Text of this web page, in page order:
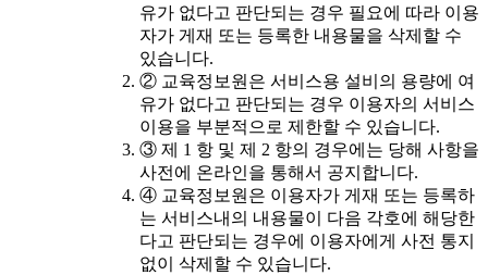
유가 없다고 판단되는 경우 필요에 따라 이용
자가 게재 또는 등록한 내용물을 삭제할 수
있습니다.
② 교육정보원은 서비스용 설비의 용량에 여
유가 없다고 판단되는 경우 이용자의 서비스
이용을 부분적으로 제한할 수 있습니다.
③ 제 1 항 및 제 2 항의 경우에는 당해 사항을
사전에 온라인을 통해서 공지합니다.
④ 교육정보원은 이용자가 게재 또는 등록하
는 서비스내의 내용물이 다음 각호에 해당한
다고 판단되는 경우에 이용자에게 사전 통지
없이 삭제할 수 있습니다.